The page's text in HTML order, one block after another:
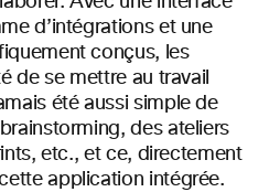
d’intégrations et une
conçus, les
de se mettre au travail
été aussi simple de
des ateliers
etc., et ce, directement
application intégrée.